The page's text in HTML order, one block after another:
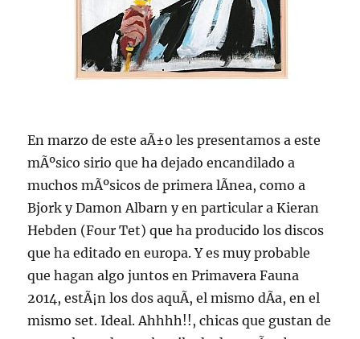
En marzo de este aÃ±o les presentamos a este
mÃºsico sirio que ha dejado encandilado a
muchos mÃºsicos de primera lÃ­nea, como a
Bjork y Damon Albarn y en particular a Kieran
Hebden (Four Tet) que ha producido los discos
que ha editado en europa. Y es muy probable
que hagan algo juntos en Primavera Fauna
2014, estÃ¡n los dos aquÃ­, el mismo dÃ­a, en el
mismo set. Ideal. Ahhhh!!, chicas que gustan de